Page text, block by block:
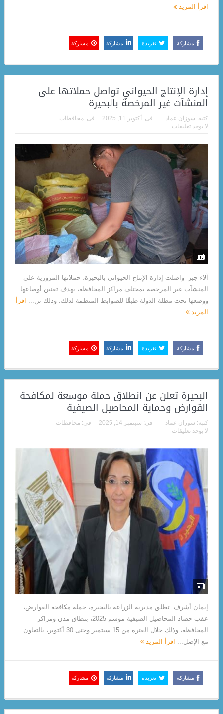
اقرأ المزيد
مشاركة تغريدة مشاركة مشاركة
إدارة الإنتاج الحيواني تواصل حملاتها على
المنشآت غير المرخصة بالبحيرة
كتبه: سوزان عماد فى: أكتوبر 11, 2025 فى: محافظات
لا يوجد تعليقات
آلاء جبر واصلت إدارة الإنتاج الحيواني بالبحيرة، حملاتها المرورية على
المنشآت غير المرخصة بمختلف مراكز المحافظة، بهدف تقنين أوضاعها
ووضعها تحت مظلة الدولة طبقًا للضوابط المنظمة لذلك. وذلك تن... اقرأ
المزيد
مشاركة تغريدة مشاركة مشاركة
البحيرة تعلن عن انطلاق حملة موسعة لمكافحة
القوارض وحماية المحاصيل الصيفية
كتبه: سوزان عماد فى: سبتمبر 14, 2025 فى: محافظات
لا يوجد تعليقات
إيمان أشرف تطلق مديرية الزراعة بالبحيرة، حملة مكافحة القوارض،
عقب حصاد المحاصيل الصيفية موسم 2025، بنطاق مدن ومراكز
المحافظة، وذلك خلال الفترة من 15 سبتمبر وحتى 30 أكتوبر، بالتعاون
مع الإصل... اقرأ المزيد
مشاركة تغريدة مشاركة مشاركة